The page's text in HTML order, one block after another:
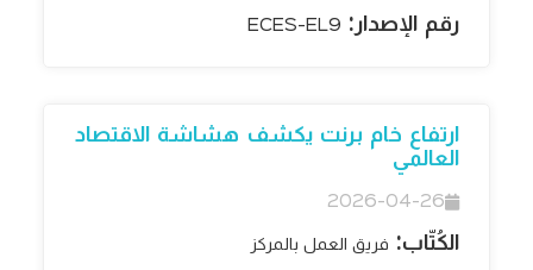
رقم الإصدار: ECES-EL9
ارتفاع خام برنت يكشف هشاشة الاقتصاد
العالمي
2026-04-26
الكُتّاب: فريق العمل بالمركز